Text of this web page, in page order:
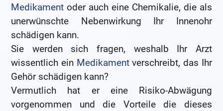
Medikament oder auch eine Chemikalie, die als
unerwünschte Nebenwirkung Ihr Innenohr
schädigen kann.
Sie werden sich fragen, weshalb Ihr Arzt
wissentlich ein Medikamentverschreibt, das Ihr
Gehör schädigen kann?
Vermutlich hat er eine Risiko-Abwägung
vorgenommen und die Vorteile die dieses